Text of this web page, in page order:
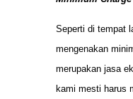
Seperti di tempat
mengenakan
merupakan jasa
kami mesti harus